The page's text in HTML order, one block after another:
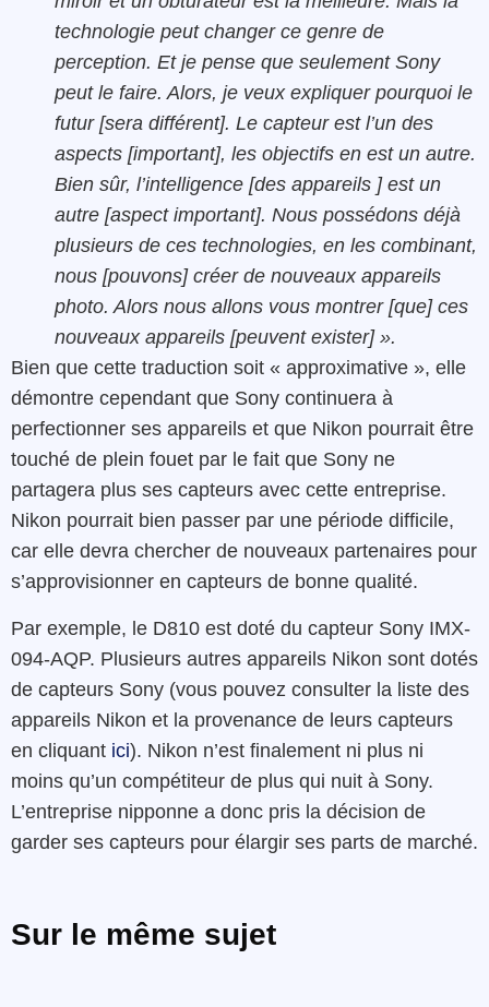
technologie peut changer ce genre de
perception. Et je pense que seulement Sony
peut le faire. Alors, je veux expliquer pourquoi le
futur [sera différent]. Le capteur est l’un des
aspects [important], les objectifs en est un autre.
Bien sûr, l’intelligence [des appareils ] est un
autre [aspect important]. Nous possédons déjà
plusieurs de ces technologies, en les combinant,
nous [pouvons] créer de nouveaux appareils
photo.Alors nous allons vous montrer [que] ces
nouveaux appareils [peuvent exister] ».
Bien que cette traduction soit « approximative », elle
démontre cependant que Sony continuera à
perfectionner ses appareils et que Nikon pourrait être
touché de plein fouet par le fait que Sony ne
partagera plus ses capteurs avec cette entreprise.
Nikon pourrait bien passer par une période difficile,
car elle devra chercher de nouveaux partenaires pour
s’approvisionner en capteurs de bonne qualité.
Par exemple, le D810 est doté du capteur Sony IMX-
094-AQP. Plusieurs autres appareils Nikon sont dotés
de capteurs Sony (vous pouvez consulter la liste des
appareils Nikon et la provenance de leurs capteurs
en cliquant ici). Nikon n’est finalement ni plus ni
moins qu’un compétiteur de plus qui nuit à Sony.
L’entreprise nipponne a donc pris la décision de
garder ses capteurs pour élargir ses parts de marché.
Sur le même sujet